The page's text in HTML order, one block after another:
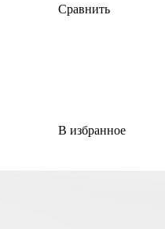
Сравнить
В избранное